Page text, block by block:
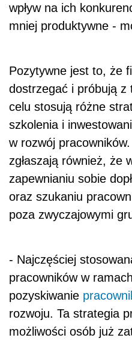
wpływ na ich
mniej produktywne -
Pozytywne jest to, że
dostrzegać i próbują z
celu stosują różne
szkolenia i
w rozwój
zgłaszają również, że
zapewnianiu sobie
oraz szukaniu
poza zwyczajowymi
- Najczęściej
pracowników w
pozyskiwanie
rozwoju. Ta strategia
możliwości osób już